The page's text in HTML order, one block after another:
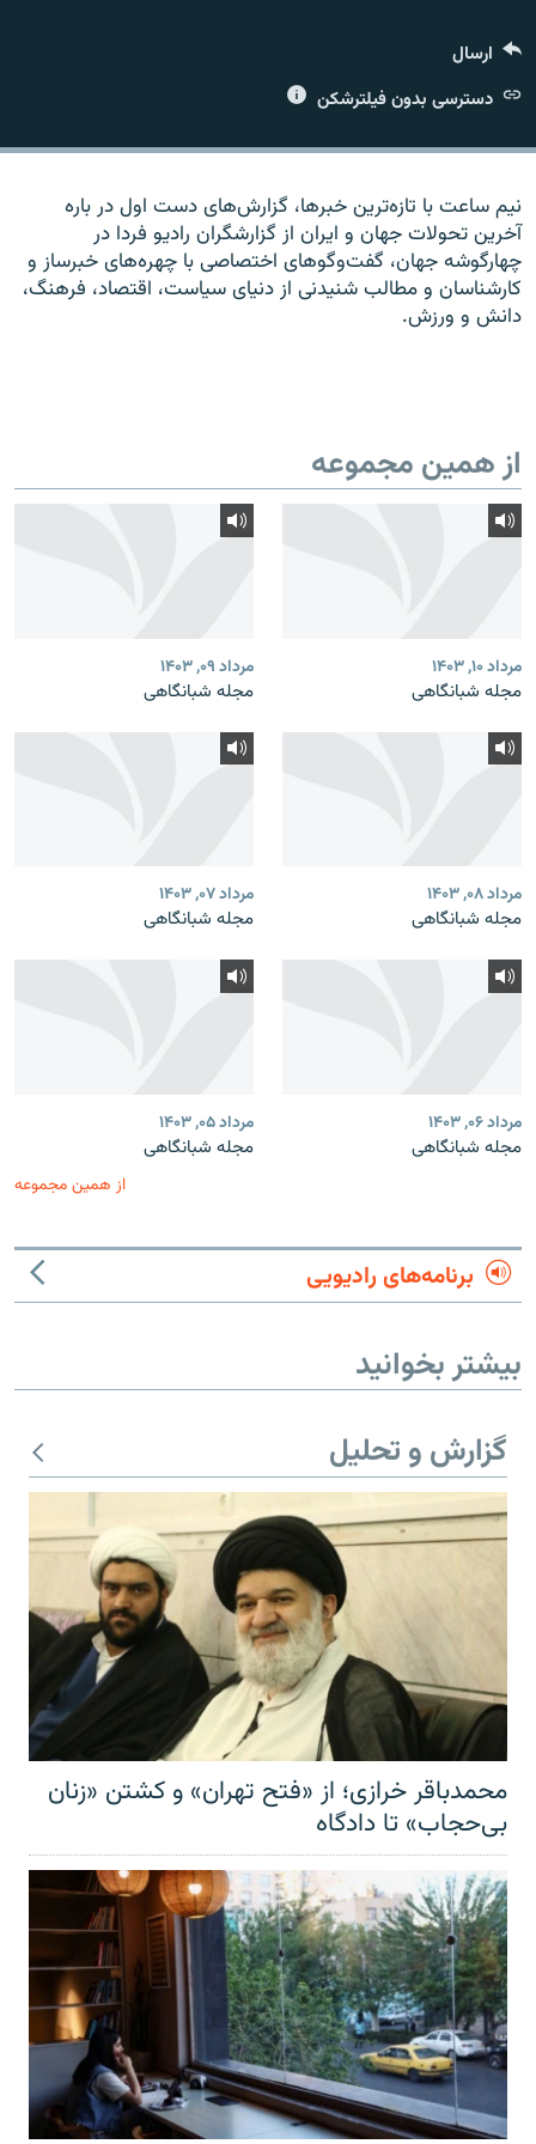
زبان‌های دیگر
ارسال
دسترسی بدون فیلترشکن
نیم ساعت با تازه‌ترین خبرها، گزارش‌های دست اول در باره
آخرین تحولات جهان و ایران از گزارشگران رادیو فردا در
چهارگوشه جهان، گفت‌وگوهای اختصاصی با چهره‌های خبرساز و
کارشناسان و مطالب شنیدنی از دنیای سیاست، اقتصاد، فرهنگ،
دانش و ورزش.
از همین مجموعه
مرداد ۱۰, ۱۴۰۳
مجله شبانگاهی
مرداد ۰۹, ۱۴۰۳
مجله شبانگاهی
مرداد ۰۸, ۱۴۰۳
مجله شبانگاهی
مرداد ۰۷, ۱۴۰۳
مجله شبانگاهی
مرداد ۰۶, ۱۴۰۳
مجله شبانگاهی
مرداد ۰۵, ۱۴۰۳
مجله شبانگاهی
از همین مجموعه
برنامه‌های رادیویی
بیشتر بخوانید
گزارش و تحلیل
محمدباقر خرازی؛ از «فتح تهران» و کشتن «زنان
بی‌حجاب» تا دادگاه